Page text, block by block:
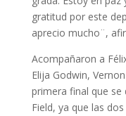
gratitud por este
aprecio mucho¨,
Acompañaron a
Elija Godwin,
primera final que se
Field, ya que las